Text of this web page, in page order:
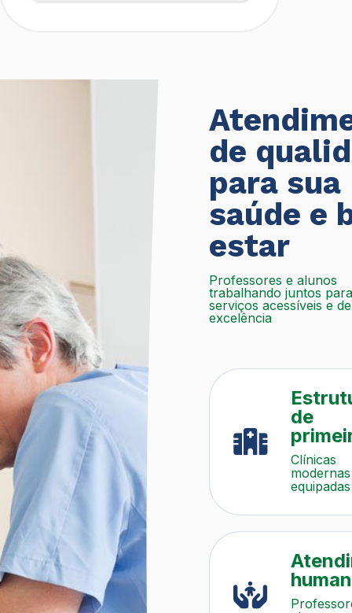
de
para sua
saúde e
estar
Professores e alunos
trabalhando juntos
serviços acessíveis e de
excelência
de
Clínicas
equipadas
ambiente
seguro e
acolhedor